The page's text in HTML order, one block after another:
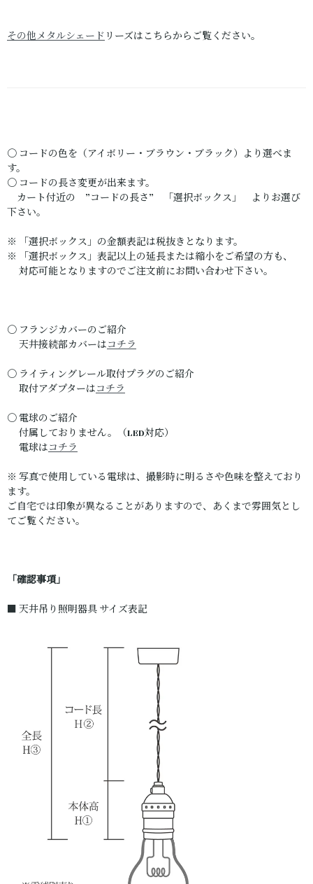
その他メタルシェードリーズはこちらからご覧ください。
〇 コードの色を（アイボリー・ブラウン・ブラック）より選べま
す。
〇 コードの長さ変更が出来ます。
カート付近の ”コードの長さ” 「選択ボックス」 よりお選び
下さい。
※ 「選択ボックス」の金額表記は税抜きとなります。
※ 「選択ボックス」表記以上の延長または縮小をご希望の方も、
対応可能となりますのでご注文前にお問い合わせ下さい。
〇 フランジカバーのご紹介
天井接続部カバーはコチラ
〇 ライティングレール取付プラグのご紹介
取付アダプターはコチラ
〇 電球のご紹介
付属しておりません。（LED対応）
電球はコチラ
※ 写真で使用している電球は、撮影時に明るさや色味を整えており
ます。
ご自宅では印象が異なることがありますので、あくまで雰囲気とし
てご覧ください。
「確認事項」
■ 天井吊り照明器具 サイズ表記